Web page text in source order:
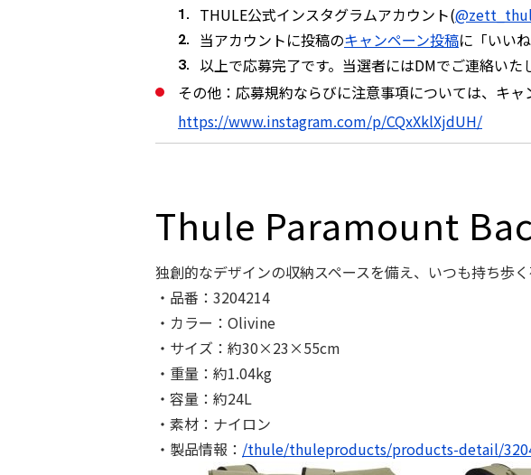
THULE公式インスタグラムアカウント(
当アカウントに投稿のキャンペーン投稿に「いい
以上で応募完了です。当選者にはDMでご連絡いた
その他：応募規約ならびに注意事項については、キャ
https://www.instagram.com/p/CQxXklXjdUH/
Thule Paramount
独創的なデザインの収納スペースを備え、いつも持ち歩
・品番：3204214
・カラー：Olivine
・サイズ：約30×23×55cm
・重量：約1.04kg
・容量：約24L
・素材：ナイロン
・製品情報： /thule/thuleproducts/products-detail/